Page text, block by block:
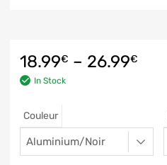
18.99€ – 26.99€
In Stock
Couleur